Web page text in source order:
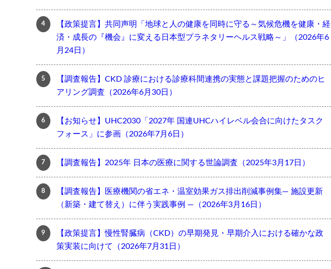
【政策提言】共同声明「地球と人の健康を同時に守る～気候危機を健康・経
済・成長の『機会』に変える日本型プラネタリーヘルス戦略～」（2026年6
月24日）
【調査報告】CKD 診療における診療科間連携の実態と課題把握のためのヒ
アリング調査（2026年6月30日）
【お知らせ】UHC2030「2027年 国連UHCハイレベル会合に向けたタスク
フォース」に参画（2026年7月6日）
【調査報告】2025年 日本の医療に関する世論調査（2025年3月17日）
【調査報告】医療機関の省エネ・温室効果ガス排出削減事例集― 施設更新
（新築・建て替え）に伴う実践事例 ―（2026年3月16日）
【政策提言】慢性腎臓病（CKD）の早期発見・早期介入における確かな政
策実装に向けて（2026年7月31日）